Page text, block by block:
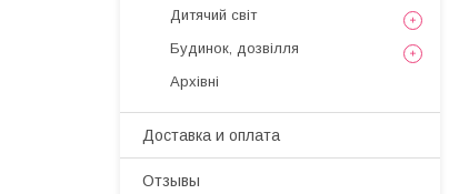
Дитячий світ
Будинок, дозвілля
Архівні
Доставка и оплата
Отзывы